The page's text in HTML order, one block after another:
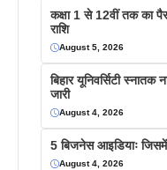
कक्षा 1 से 12वीं तक का
राशि
August 5, 2026
बिहार यूनिवर्सिटी
जारी
August 4, 2026
5 बिजनेस आइडियाः
August 4, 2026